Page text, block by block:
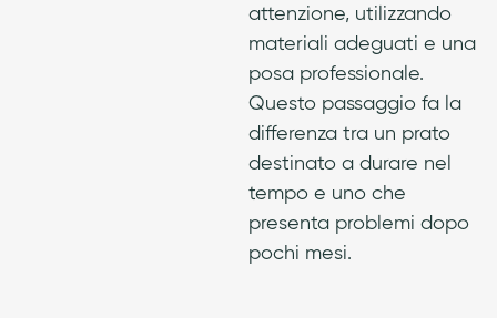
attenzione, utilizzando
materiali adeguati e una
posa professionale.
Questo passaggio fa la
differenza tra un prato
destinato a durare nel
tempo e uno che
presenta problemi dopo
pochi mesi.